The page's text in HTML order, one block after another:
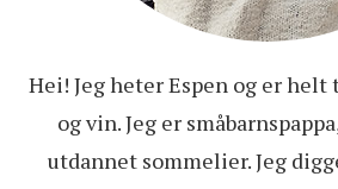
Hei! Jeg heter Espen og er
og vin. Jeg er
utdannet sommelier. Jeg